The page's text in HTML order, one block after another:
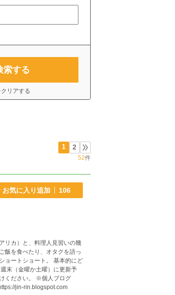
索する
リアする
1 2
52件
お気に入り追加 106
リカ）と、料理人見習いの幾
飯を食べたり、オタクを語っ
末（金曜か土曜）に更新予
jin-rin.blogspot.com